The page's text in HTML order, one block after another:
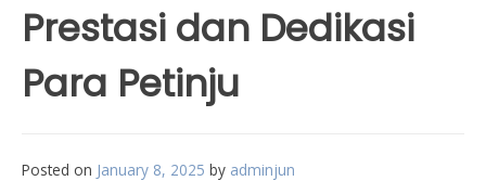
Prestasi dan Dedikasi
Para Petinju
Posted on January 8, 2025 by adminjun